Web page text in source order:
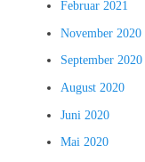
Februar 2021
November 2020
September 2020
August 2020
Juni 2020
Mai 2020